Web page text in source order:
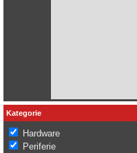
Kategorie
Hardware
Periferie